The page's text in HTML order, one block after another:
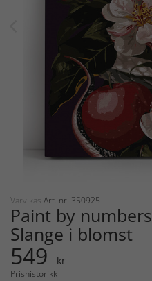
Varvikas Art. nr: 350925
Paint by numbers
Slange i blomst
549 kr
Prishistorikk